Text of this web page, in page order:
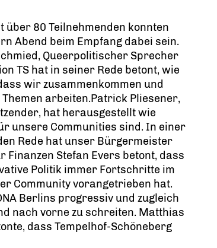
über 80 Teilnehmenden konnten
Abend beim Empfang dabei sein.
Queerpolitischer Sprecher
TS hat in seiner Rede betont, wie
wir zusammenkommen und
arbeiten.Patrick Pliesener,
hat herausgestellt wie
unsere Communities sind. In einer
Rede hat unser Bürgermeister
Finanzen Stefan Evers betont, dass
Politik immer Fortschritte im
Community vorangetrieben hat.
Berlins progressiv und zugleich
nach vorne zu schreiten. Matthias
dass Tempelhof-Schöneberg